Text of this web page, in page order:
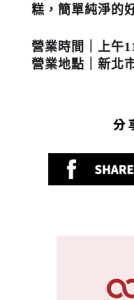
糕，簡單純淨的
營業時間｜上午
營業地點｜新北